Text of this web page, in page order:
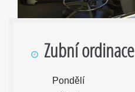
Zubní ordinace
Pondělí